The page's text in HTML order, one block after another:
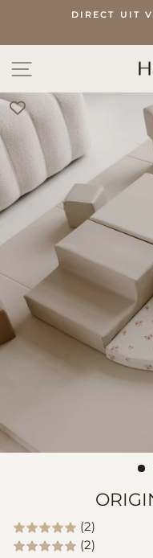
gaan
DIRECT UIT
(2)
(2)